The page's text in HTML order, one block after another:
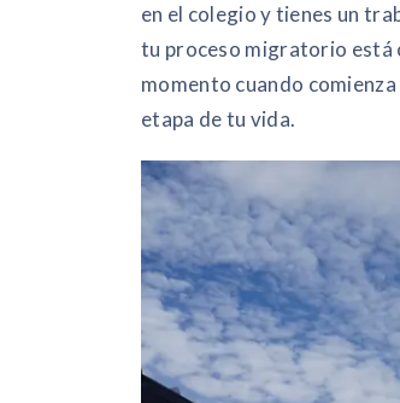
en el colegio y tienes un
tu proceso migratorio está
momento cuando
etapa de tu vida.